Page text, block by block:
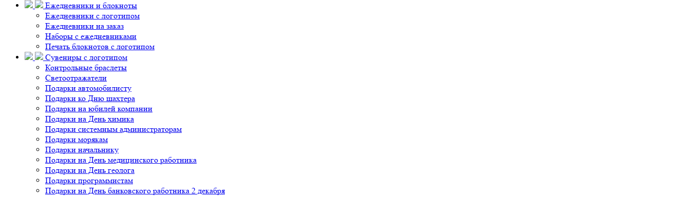
Ежедневники и блокноты
Ежедневники с логотипом
Ежедневники на заказ
Наборы с ежедневниками
Печать блокнотов с логотипом
Сувениры с логотипом
Контрольные браслеты
Светоотражатели
Подарки автомобилисту
Подарки ко Дню шахтера
Подарки на юбилей компании
Подарки на День химика
Подарки системным администраторам
Подарки морякам
Подарки начальнику
Подарки на День медицинского работника
Подарки на День геолога
Подарки программистам
Подарки на День банковского работника 2 декабря